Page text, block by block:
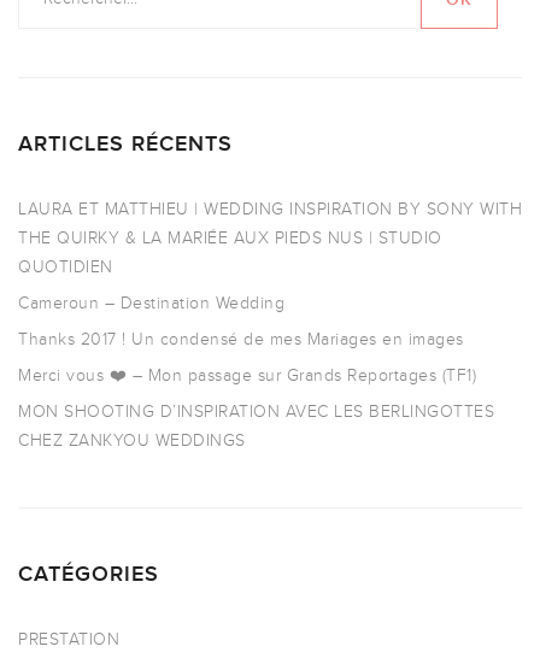
ARTICLES RÉCENTS
LAURA ET MATTHIEU | WEDDING INSPIRATION BY SONY WITH
THE QUIRKY & LA MARIÉE AUX PIEDS NUS | STUDIO
QUOTIDIEN
Cameroun – Destination Wedding
Thanks 2017 ! Un condensé de mes Mariages en images
Merci vous ❤️ – Mon passage sur Grands Reportages (TF1)
MON SHOOTING D’INSPIRATION AVEC LES BERLINGOTTES
CHEZ ZANKYOU WEDDINGS
CATÉGORIES
PRESTATION